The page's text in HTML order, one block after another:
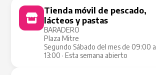
Tienda móvil de pescado,
lácteos y pastas
BARADERO
Plaza Mitre
Segundo Sábado del mes de 09:00 a
13:00 · Esta semana abierto